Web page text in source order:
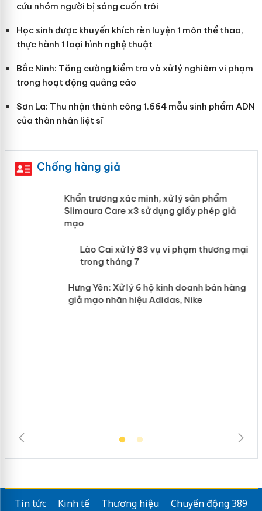
cứu nhóm người bị sóng cuốn trôi
Học sinh được khuyến khích rèn luyện 1 môn thể thao,
thực hành 1 loại hình nghệ thuật
Bắc Ninh: Tăng cường kiểm tra và xử lý nghiêm vi phạm
trong hoạt động quảng cáo
Sơn La: Thu nhận thành công 1.664 mẫu sinh phẩm ADN
của thân nhân liệt sĩ
Chống hàng giả
Khẩn trương xác minh, xử lý sản phẩm
Slimaura Care x3 sử dụng giấy phép giả
mạo
Lào Cai xử lý 83 vụ vi phạm thương
mại trong tháng 7
Tin tức Kinh tế Thương hiệu
Chuyển động 389